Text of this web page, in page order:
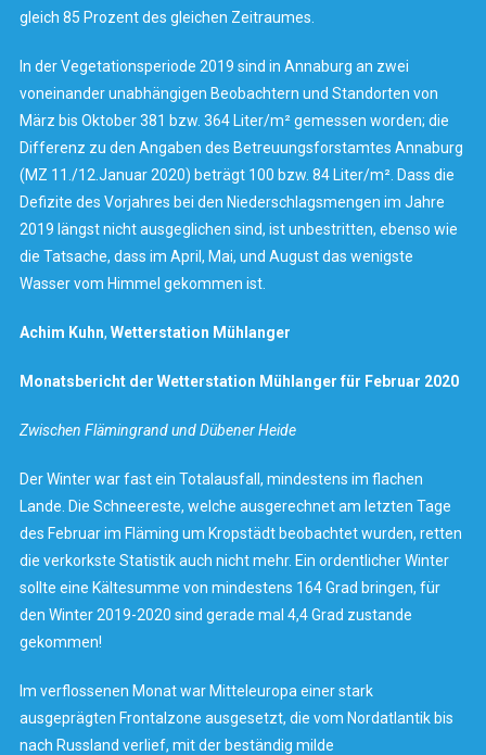
gleich 85 Prozent des gleichen Zeitraumes.
In der Vegetationsperiode 2019 sind in Annaburg an zwei
voneinander unabhängigen Beobachtern und Standorten von
März bis Oktober 381 bzw. 364 Liter/m² gemessen worden; die
Differenz zu den Angaben des Betreuungsforstamtes Annaburg
(MZ 11./12.Januar 2020) beträgt 100 bzw. 84 Liter/m². Dass die
Defizite des Vorjahres bei den Niederschlagsmengen im Jahre
2019 längst nicht ausgeglichen sind, ist unbestritten, ebenso wie
die Tatsache, dass im April, Mai, und August das wenigste
Wasser vom Himmel gekommen ist.
Achim Kuhn, Wetterstation Mühlanger
Monatsbericht der Wetterstation Mühlanger für Februar 2020
Zwischen Flämingrand und Dübener Heide
Der Winter war fast ein Totalausfall, mindestens im flachen
Lande. Die Schneereste, welche ausgerechnet am letzten Tage
des Februar im Fläming um Kropstädt beobachtet wurden, retten
die verkorkste Statistik auch nicht mehr. Ein ordentlicher Winter
sollte eine Kältesumme von mindestens 164 Grad bringen, für
den Winter 2019-2020 sind gerade mal 4,4 Grad zustande
gekommen!
Im verflossenen Monat war Mitteleuropa einer stark
ausgeprägten Frontalzone ausgesetzt, die vom Nordatlantik bis
nach Russland verlief, mit der beständig milde